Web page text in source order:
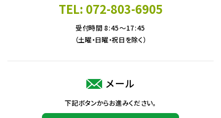
TEL: 072-803-6905
受付時間 8:45～17:45
（土曜・日曜・祝日を除く）
メール
下記ボタンからお進みください。